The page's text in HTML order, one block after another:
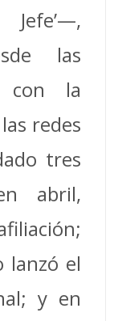
las
con la
redes
tres
abril,
lanzó el
y en